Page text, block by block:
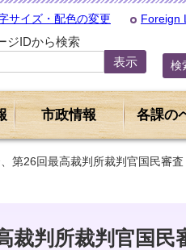
サイズ・配色の変更 Foreign
ジIDから検索
検
市政情報 各課の
第26回最高裁判所裁判官国民審査
裁判所裁判官国民